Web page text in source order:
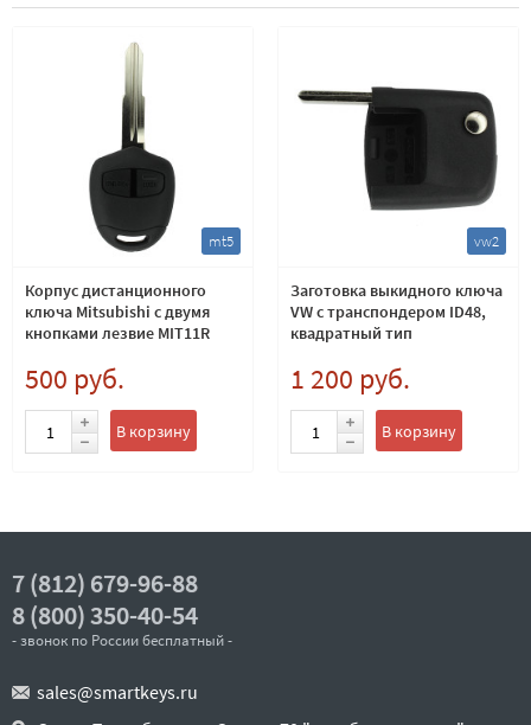
mt5
Корпус дистанционного
ключа Mitsubishi с двумя
кнопками лезвие MIT11R
500 руб.
В корзину
vw2
Заготовка выкидного ключа
VW с транспондером ID48,
квадратный тип
1 200 руб.
В корзину
7 (812) 679-96-88
8 (800) 350-40-54
- звонок по России бесплатный -
sales@smartkeys.ru